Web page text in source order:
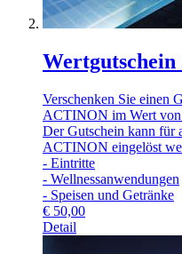
Wertgutschein
Verschenken Sie einen
ACTINON im Wert von
Der Gutschein kann für
ACTINON eingelöst
- Eintritte
- Wellnessanwendungen
- Speisen und Getränke
€ 50,00
Detail